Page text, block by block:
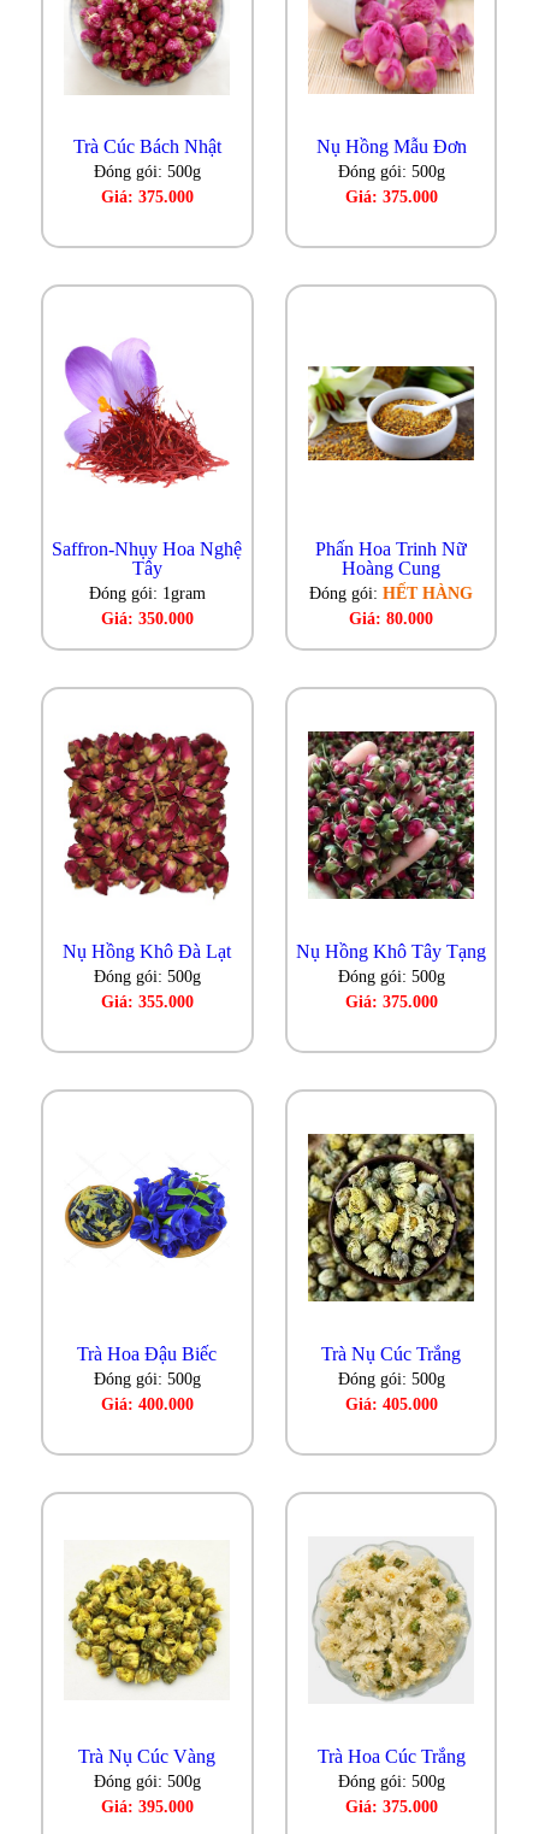
Trà Cúc Bách Nhật
Đóng gói: 500g
Giá: 375.000
Nụ Hồng Mẫu Đơn
Đóng gói: 500g
Giá: 375.000
Saffron-Nhụy Hoa Nghệ
Tây
Đóng gói: 1gram
Giá: 350.000
Phấn Hoa Trinh Nữ
Hoàng Cung
Đóng gói: HẾT HÀNG
Giá: 80.000
Nụ Hồng Khô Đà Lạt
Đóng gói: 500g
Giá: 355.000
Nụ Hồng Khô Tây Tạng
Đóng gói: 500g
Giá: 375.000
Trà Hoa Đậu Biếc
Đóng gói: 500g
Giá: 400.000
Trà Nụ Cúc Trắng
Đóng gói: 500g
Giá: 405.000
Trà Nụ Cúc Vàng
Đóng gói: 500g
Giá: 395.000
Trà Hoa Cúc Trắng
Đóng gói: 500g
Giá: 375.000